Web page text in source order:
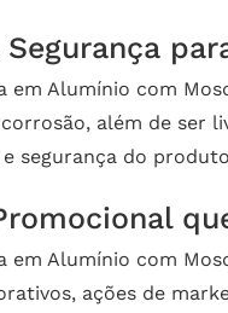
em Alumínio com
além de ser
segurança do
em Alumínio com
ações de